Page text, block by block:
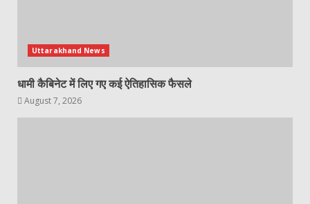
Uttarakhand News
धामी कैबिनेट में लिए गए कई ऐतिहासिक फैसले
August 7, 2026